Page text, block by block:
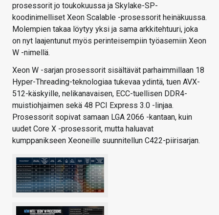
prosessorit jo toukokuussa ja Skylake-SP-
koodinimelliset Xeon Scalable -prosessorit heinäkuussa.
Molempien takaa löytyy yksi ja sama arkkitehtuuri, joka
on nyt laajentunut myös perinteisempiin työasemiin Xeon
W -nimellä.
Xeon W -sarjan prosessorit sisältävät parhaimmillaan 18
Hyper-Threading-teknologiaa tukevaa ydintä, tuen AVX-
512-käskyille, nelikanavaisen, ECC-tuellisen DDR4-
muistiohjaimen sekä 48 PCI Express 3.0 -linjaa.
Prosessorit sopivat samaan LGA 2066 -kantaan, kuin
uudet Core X -prosessorit, mutta haluavat
kumppanikseen Xeoneille suunnitellun C422-piirisarjan.